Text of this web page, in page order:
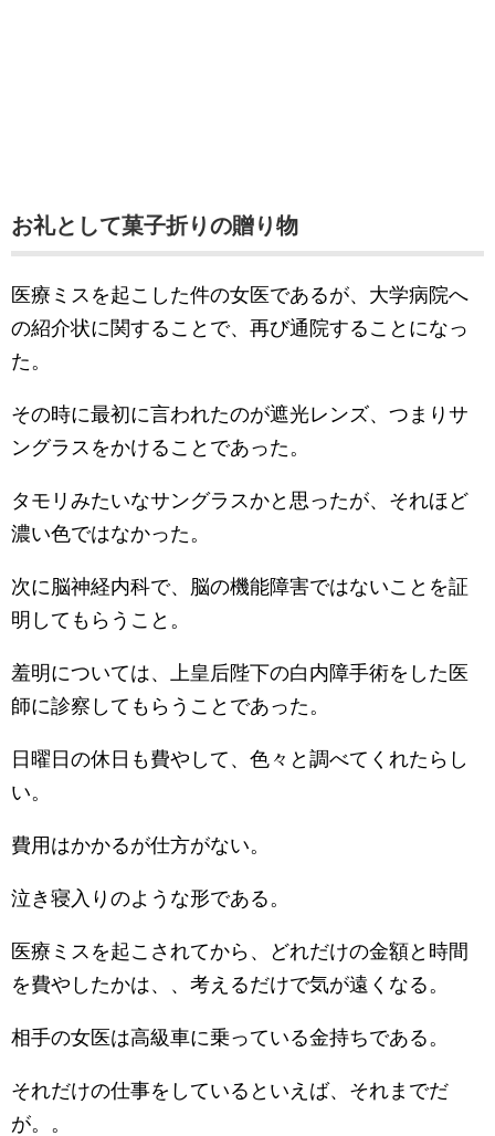
お礼として菓子折りの贈り物
医療ミスを起こした件の女医であるが、大学病院へ
の紹介状に関することで、再び通院することになっ
た。
その時に最初に言われたのが遮光レンズ、つまりサ
ングラスをかけることであった。
タモリみたいなサングラスかと思ったが、それほど
濃い色ではなかった。
次に脳神経内科で、脳の機能障害ではないことを証
明してもらうこと。
羞明については、上皇后陛下の白内障手術をした医
師に診察してもらうことであった。
日曜日の休日も費やして、色々と調べてくれたらし
い。
費用はかかるが仕方がない。
泣き寝入りのような形である。
医療ミスを起こされてから、どれだけの金額と時間
を費やしたかは、、考えるだけで気が遠くなる。
相手の女医は高級車に乗っている金持ちである。
それだけの仕事をしているといえば、それまでだ
が。。